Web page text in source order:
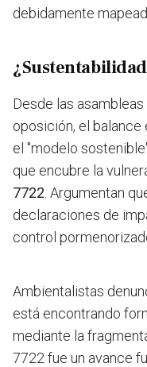
debidamente
Desde las
oposición, el balance
el "modelo
que encubre la
7722 . Argumentan
declaraciones de
control
Ambientalistas
está encontrando
mediante la
7722 fue un avance